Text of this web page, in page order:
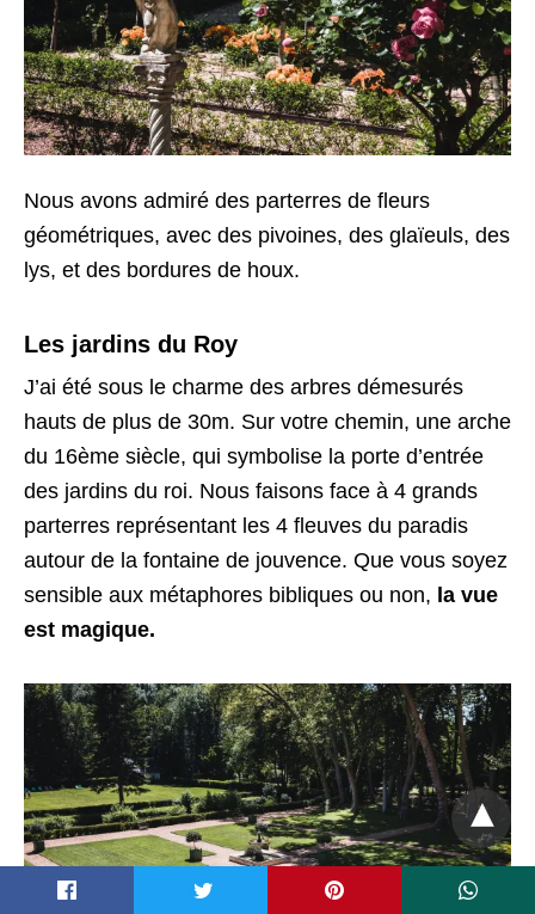
Nous avons admiré des parterres de fleurs
géométriques, avec des pivoines, des glaïeuls, des
lys, et des bordures de houx.
Les jardins du Roy
J’ai été sous le charme des arbres démesurés
hauts de plus de 30m. Sur votre chemin, une arche
du 16ème siècle, qui symbolise la porte d’entrée
des jardins du roi. Nous faisons face à 4 grands
parterres représentant les 4 fleuves du paradis
autour de la fontaine de jouvence. Que vous soyez
sensible aux métaphores bibliques ou non, la vue
est magique.